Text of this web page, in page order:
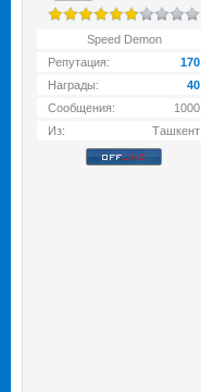
Speed Demon
Репутация:
170
Награды:
40
Сообщения:
1000
Из:
Ташкент